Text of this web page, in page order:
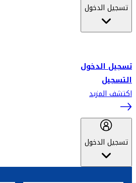
تسجيل الدخول
تسجيل الدخول
التسجيل
اكتشف المزيد
تسجيل الدخول